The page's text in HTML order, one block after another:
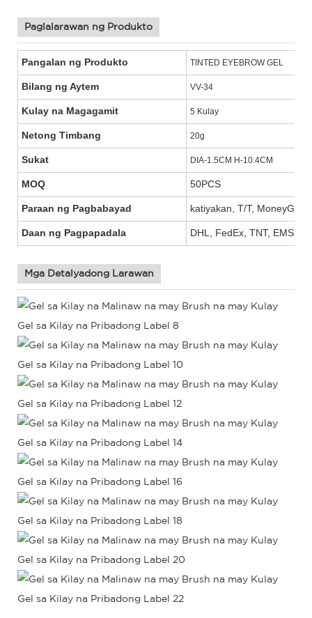
Paglalarawan ng Produkto
Pangalan ng Produkto TINTED EYEBROW GEL
Bilang ng Aytem VV-34
Kulay na Magagamit 5 Kulay
Netong Timbang 20g
Sukat DIA-1.5CM H-10.4CM
MOQ 50PCS
Paraan ng Pagbabayad katiyakan, T/T,
Daan ng Pagpapadala DHL, FedEx, TNT, EMS,
Mga Detalyadong Larawan